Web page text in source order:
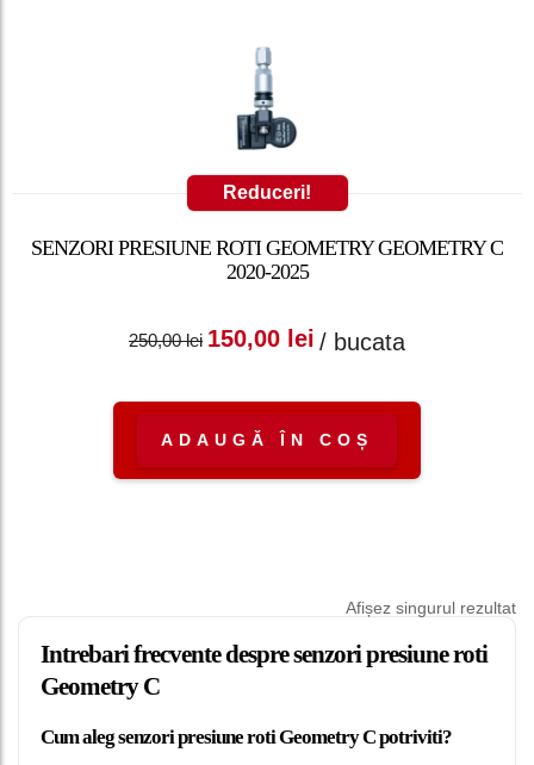
Reduceri!
SENZORI PRESIUNE ROTI GEOMETRY GEOMETRY C
2020-2025
250,00lei
Prețul inițial a fost:
150,00 lei
Prețul curent
/ bucata
ADAUGĂ ÎN COȘ
Afișez singurul rezultat
Intrebari frecvente despre senzori presiune roti
Geometry C
Cum aleg senzori presiune roti Geometry C potriviti?